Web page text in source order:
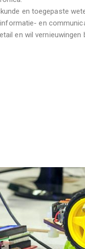
en toegepaste
en
en wil vernieuwingen